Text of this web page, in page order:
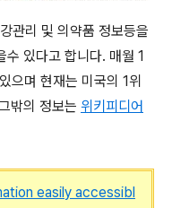
관리 및 의약품 정보등을
수 있다고 합니다. 매월 1
으며 현재는 미국의 1위
밖의 정보는 위키피디어
easily accessibl